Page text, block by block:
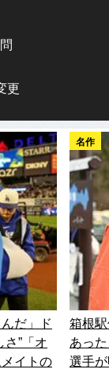
更
だ」ド
”「オ
イトの
名作
箱根
あっ
選手